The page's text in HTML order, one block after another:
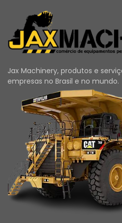
Jax Machinery, produtos e
empresas no Brasil e no mundo.